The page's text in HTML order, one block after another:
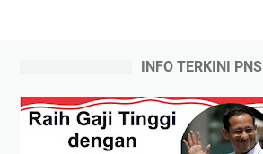
INFO TERKINI PNS